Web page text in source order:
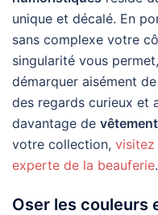
unique et décalé. En
sans complexe votre
singularité vous
démarquer aisément
des regards curieux et
davantage de
votre collection, visitez
experte de la beauferie.
Oser les couleurs